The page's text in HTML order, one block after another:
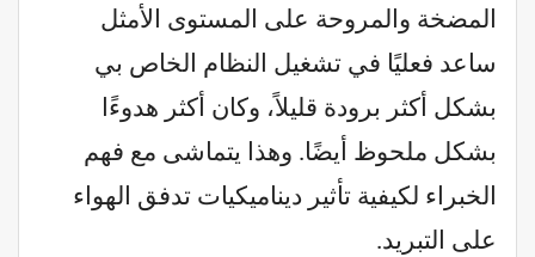
المضخة والمروحة على المستوى الأمثل
ساعد فعليًا في تشغيل النظام الخاص بي
بشكل أكثر برودة قليلاً، وكان أكثر هدوءًا
بشكل ملحوظ أيضًا. وهذا يتماشى مع فهم
الخبراء لكيفية تأثير ديناميكيات تدفق الهواء
على التبريد.